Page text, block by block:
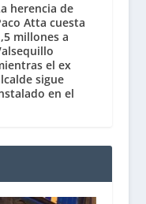
herencia de
Atta cuesta
millones a
el ex
sigue
en el